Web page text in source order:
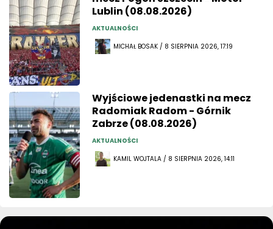
Lublin (08.08.2026)
AKTUALNOŚCI
MICHAŁ BOSAK / 8 SIERPNIA 2026, 17:19
Wyjściowe jedenastki na mecz
Radomiak Radom - Górnik
Zabrze (08.08.2026)
AKTUALNOŚCI
KAMIL WOJTALA / 8 SIERPNIA 2026, 14:11